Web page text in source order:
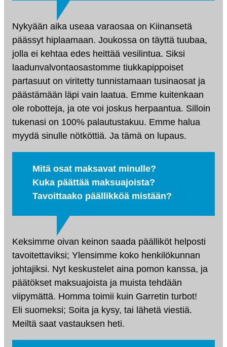
Nykyään aika useaa varaosaa on Kiinansetä
päässyt hiplaamaan. Joukossa on täyttä tuubaa,
jolla ei kehtaa edes heittää vesilintua. Siksi
laadunvalvontaosastomme tiukkapippoiset
partasuut on viritetty tunnistamaan tusinaosat ja
päästämään läpi vain laatua. Emme kuitenkaan
ole robotteja, ja ote voi joskus herpaantua. Silloin
tukenasi on 100% palautustakuu. Emme halua
myydä sinulle nötköttiä. Ja tämä on lupaus.
Mitä osat maksavat minulle?
Kuka päättää maksuajoista?
Tavoittaako päällikköä mistään?
Keksimme oivan keinon saada päälliköt helposti
tavoitettaviksi; Ylensimme koko henkilökunnan
johtajiksi. Nyt keskustelet aina pomon kanssa, ja
päätökset maksuajoista ja muista tehdään
viipymättä. Homma toimii kuin Garretin turbot!
Eli suomeksi; Soita ja kysy, tai lähetä viestiä.
Meiltä saat vastauksen heti.